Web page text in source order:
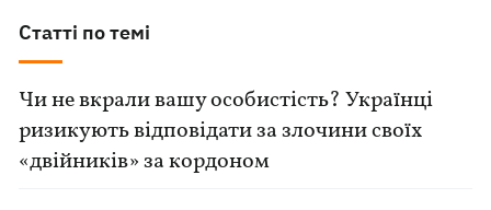
Статті по темі
Чи не вкрали вашу особистість? Українці
ризикують відповідати за злочини своїх
«двійників» за кордоном